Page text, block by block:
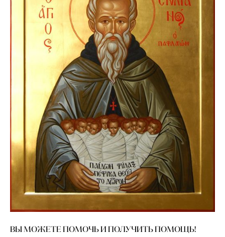
ВЫ МОЖЕТЕ ПОМОЧЬ И ПОЛУЧИТЬ ПОМОЩЬ!